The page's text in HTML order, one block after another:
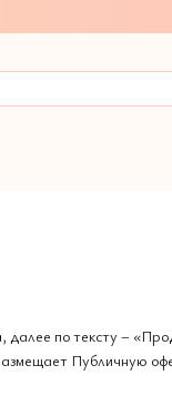
, далее по тексту –
Публичную